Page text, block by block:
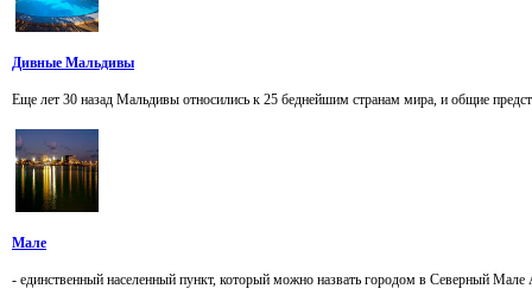
Дивные Мальдивы
Еще лет 30 назад Мальдивы относились к 25 беднейшим странам мира, и общие
Мале
- единственный населенный пункт, который можно назвать городом в Северный